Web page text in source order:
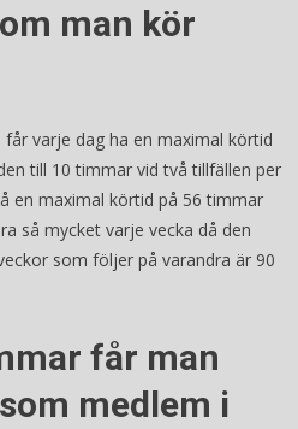
man kör
varje dag ha en maximal körtid
till 10 timmar vid två tillfällen per
en maximal körtid på 56 timmar
så mycket varje vecka då den
som följer på varandra är 90
får man
medlem i